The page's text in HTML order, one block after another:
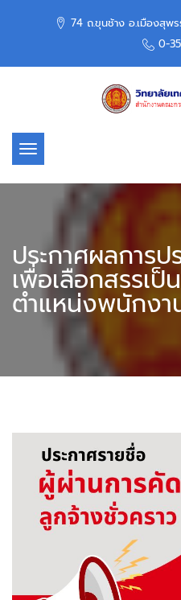
74 ถ.ขุนช้าง อ.เมืองสุ
0-
Toggle navigation
ประกาศผลการ
เพื่อเลือกสรรเ
ตำแหน่งพนักงา